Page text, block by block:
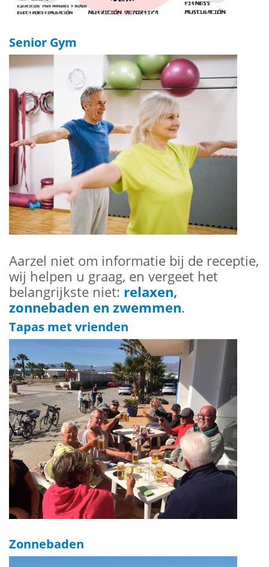
Senior Gym
Aarzel niet om informatie bij de receptie,
wij helpen u graag, en vergeet het
belangrijkste niet: relaxen,
zonnebaden en zwemmen.
Tapas met vrienden
Zonnebaden